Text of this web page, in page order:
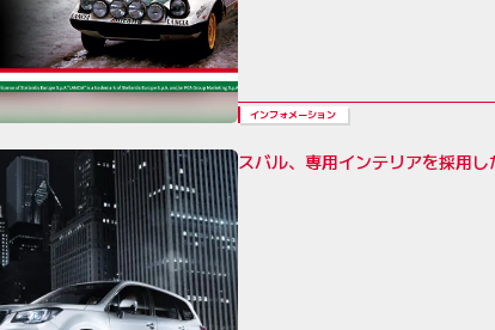
インフォメーション
スバル、専用インテリアを採用